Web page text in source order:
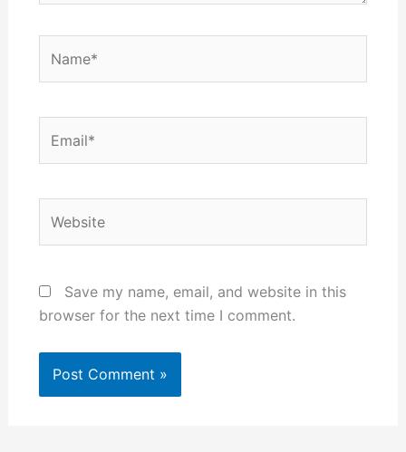
Save my name, email, and website in this
browser for the next time I comment.